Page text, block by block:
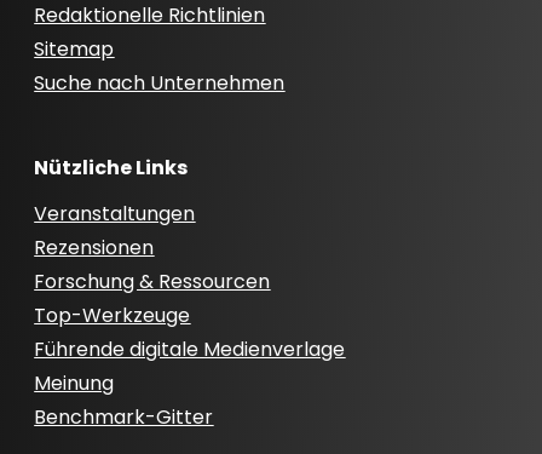
Redaktionelle Richtlinien
Sitemap
Suche nach Unternehmen
Nützliche Links
Veranstaltungen
Rezensionen
Forschung & Ressourcen
Top-Werkzeuge
Führende digitale Medienverlage
Meinung
Benchmark-Gitter